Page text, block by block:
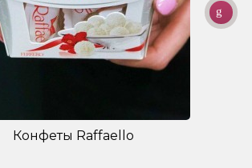
Конфеты Raffaello